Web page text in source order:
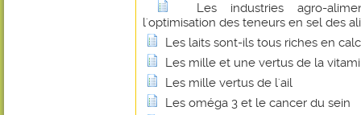
Les industries agro-
l'optimisation des teneurs en sel des
Les laits sont-ils tous riches en
Les mille et une vertus de la
Les mille vertus de l'ail
Les oméga 3 et le cancer du sein